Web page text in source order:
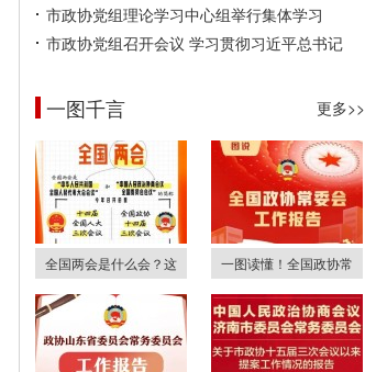
市政协党组理论学习中心组举行集体学习
市政协党组召开会议 学习贯彻习近平总书记
一图千言 更多>>
全国两会是什么会？这 一图读懂！全国政协常